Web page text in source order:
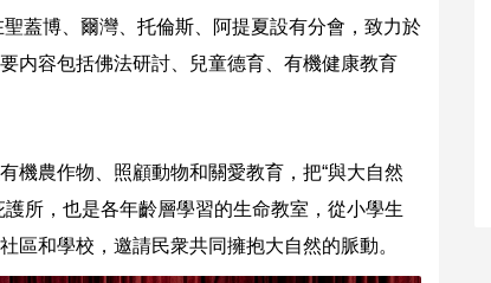
蓋博、爾灣、托倫斯、阿提夏設有分會，致力於
内容包括佛法研討、兒童德育、有機健康教育
機農作物、照顧動物和關愛教育，把“與大自然
所，也是各年齡層學習的生命教室，從小學生
區和學校，邀請民衆共同擁抱大自然的脈動。